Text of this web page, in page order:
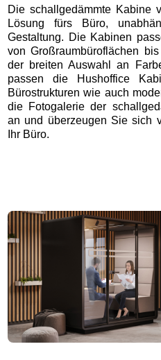
Die schallgedämmte Kabine
Lösung fürs Büro,
Gestaltung. Die Kabinen
von Großraumbüroflächen
der breiten Auswahl an
passen die Hushoffice
Bürostrukturen wie auch
die Fotogalerie der
an und überzeugen Sie sich
Ihr Büro.